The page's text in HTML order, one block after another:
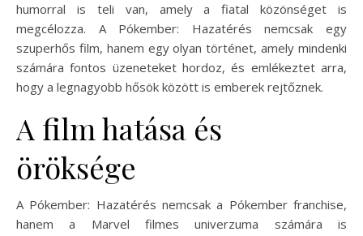
humorral is teli van, amely a fiatal közönséget is
megcélozza. A Pókember: Hazatérés nemcsak egy
szuperhős film, hanem egy olyan történet, amely mindenki
számára fontos üzeneteket hordoz, és emlékeztet arra,
hogy a legnagyobb hősök között is emberek rejtőznek.
A film hatása és
öröksége
A Pókember: Hazatérés nemcsak a Pókember franchise,
hanem a Marvel filmes univerzuma számára is